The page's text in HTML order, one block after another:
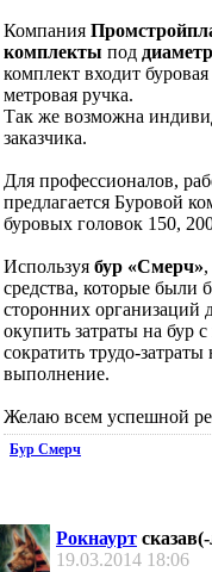
Компания
комплекты под
комплект входит
метровая ручка.
Так же возможна
заказчика.
Для профессионалов,
предлагается Буровой
буровых головок 150,
Используя бур «Смерч»
средства, которые были
сторонних организаций
окупить затраты на бур
сократить трудо-
выполнение.
Желаю всем успешной
Бур Смерч
Рокнаурт
19.03.2014 18:06